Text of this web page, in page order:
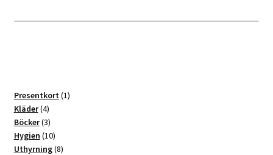
Presentkort 11
Kläder 44
produkter
Böcker 33
produkter
Hygien 1010
produkter
Uthyrning 88